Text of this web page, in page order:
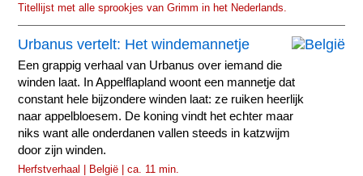
Titellijst met alle sprookjes van Grimm in het Nederlands.
Urbanus vertelt: Het windemannetje
Een grappig verhaal van Urbanus over iemand die
winden laat. In Appelflapland woont een mannetje dat
constant hele bijzondere winden laat: ze ruiken heerlijk
naar appelbloesem. De koning vindt het echter maar
niks want alle onderdanen vallen steeds in katzwijm
door zijn winden.
Herfstverhaal | België | ca. 11 min.